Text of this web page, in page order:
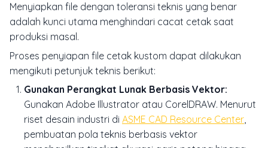
Menyiapkan file dengan toleransi teknis yang benar
adalah kunci utama menghindari cacat cetak saat
produksi masal.
Proses penyiapan file cetak kustom dapat dilakukan
mengikuti petunjuk teknis berikut:
Gunakan Perangkat Lunak Berbasis Vektor:
Gunakan Adobe Illustrator atau CorelDRAW. Menurut
riset desain industri di ASME CAD Resource Center,
pembuatan pola teknis berbasis vektor